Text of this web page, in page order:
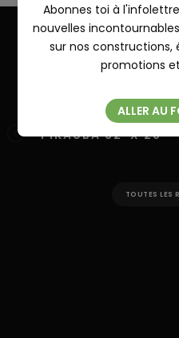
Autres
PIKAUBA 32′ X 28′
TOUTES LES
Abonnes toi à
nouvelles
sur nos constructions,
promotions
ALLER AU
Fermer